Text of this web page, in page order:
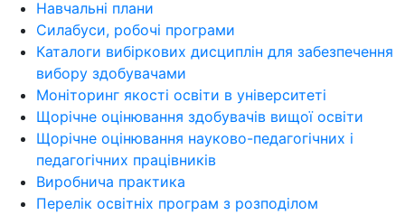
Навчальні плани
Силабуси, робочі програми
Каталоги вибіркових дисциплін для забезпечення
вибору здобувачами
Моніторинг якості освіти в університеті
Щорічне оцінювання здобувачів вищої освіти
Щорічне оцінювання науково-педагогічних і
педагогічних працівників
Виробнича практика
Перелік освітніх програм з розподілoм